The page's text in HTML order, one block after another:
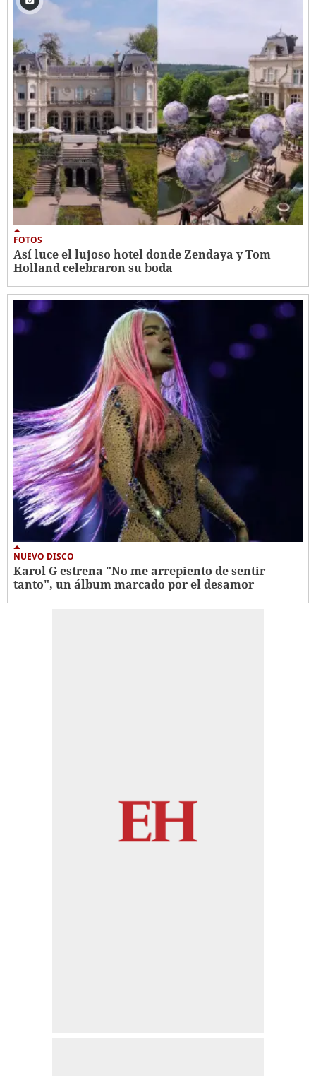
FOTOS
Así luce el lujoso hotel donde Zendaya y Tom
Holland celebraron su boda
NUEVO DISCO
Karol G estrena "No me arrepiento de sentir
tanto", un álbum marcado por el desamor